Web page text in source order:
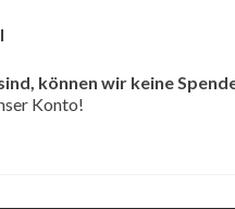
können wir keine
Konto!